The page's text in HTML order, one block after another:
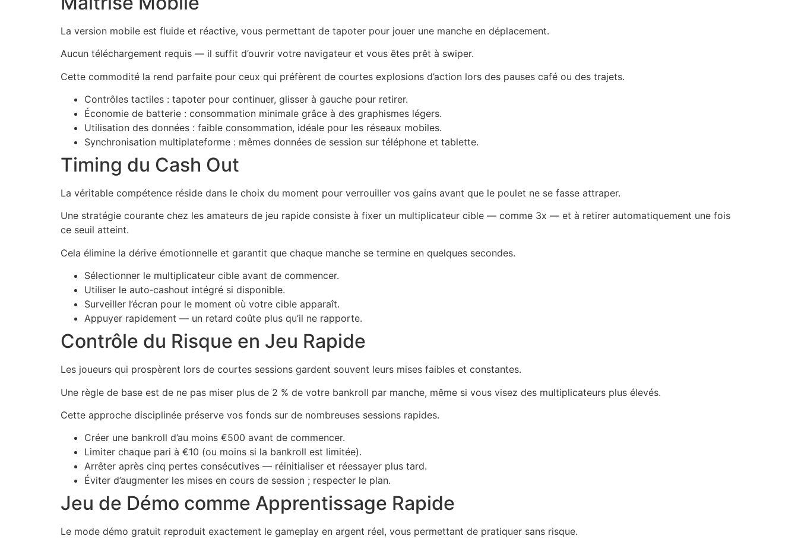
La version mobile est fluide et réactive, vous permettant de tapoter pour jouer une manche en déplacement.
Aucun téléchargement requis — il suffit d’ouvrir votre navigateur et vous êtes prêt à swiper.
Cette commodité la rend parfaite pour ceux qui préfèrent de courtes explosions d’action lors des pauses café ou des trajets.
Contrôles tactiles : tapoter pour continuer, glisser à gauche pour retirer.
Économie de batterie : consommation minimale grâce à des graphismes légers.
Utilisation des données : faible consommation, idéale pour les réseaux mobiles.
Synchronisation multiplateforme : mêmes données de session sur téléphone et tablette.
Timing du Cash Out
La véritable compétence réside dans le choix du moment pour verrouiller vos gains avant que le poulet ne se fasse attraper.
Une stratégie courante chez les amateurs de jeu rapide consiste à fixer un multiplicateur cible — comme 3x — et à retirer automatiquement une fois
ce seuil atteint.
Cela élimine la dérive émotionnelle et garantit que chaque manche se termine en quelques secondes.
Sélectionner le multiplicateur cible avant de commencer.
Utiliser le auto‑cashout intégré si disponible.
Surveiller l’écran pour le moment où votre cible apparaît.
Appuyer rapidement — un retard coûte plus qu’il ne rapporte.
Contrôle du Risque en Jeu Rapide
Les joueurs qui prospèrent lors de courtes sessions gardent souvent leurs mises faibles et constantes.
Une règle de base est de ne pas miser plus de 2 % de votre bankroll par manche, même si vous visez des multiplicateurs plus élevés.
Cette approche disciplinée préserve vos fonds sur de nombreuses sessions rapides.
Créer une bankroll d’au moins €500 avant de commencer.
Limiter chaque pari à €10 (ou moins si la bankroll est limitée).
Arrêter après cinq pertes consécutives — réinitialiser et réessayer plus tard.
Éviter d’augmenter les mises en cours de session ; respecter le plan.
Jeu de Démo comme Apprentissage Rapide
Le mode démo gratuit reproduit exactement le gameplay en argent réel, vous permettant de pratiquer sans risque.